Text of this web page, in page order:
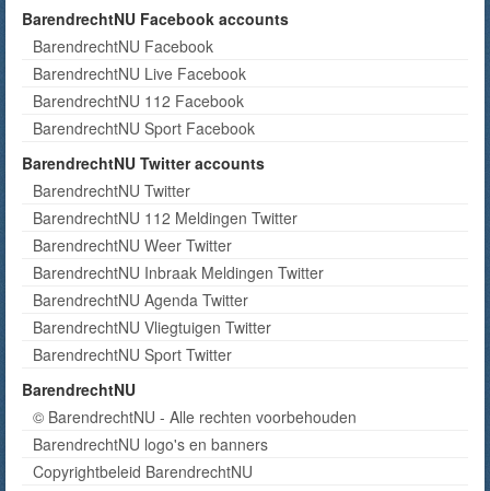
BarendrechtNU Facebook accounts
BarendrechtNU Facebook
BarendrechtNU Live Facebook
BarendrechtNU 112 Facebook
BarendrechtNU Sport Facebook
BarendrechtNU Twitter accounts
BarendrechtNU Twitter
BarendrechtNU 112 Meldingen Twitter
BarendrechtNU Weer Twitter
BarendrechtNU Inbraak Meldingen Twitter
BarendrechtNU Agenda Twitter
BarendrechtNU Vliegtuigen Twitter
BarendrechtNU Sport Twitter
BarendrechtNU
© BarendrechtNU - Alle rechten voorbehouden
BarendrechtNU logo's en banners
Copyrightbeleid BarendrechtNU